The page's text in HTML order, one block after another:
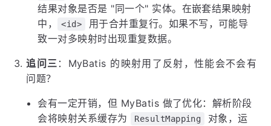
结果对象是否是 "同一个" 实体。在嵌套结果映射
中，
<id>
用于合并重复行。如果不写，可能导
致一对多映射时出现重复数据。
追问三 ：MyBatis 的映射用了反射，性能会不会有
问题？
会有一定开销，但 MyBatis 做了优化：解析阶段
会将映射关系缓存为
ResultMapping
对象，运